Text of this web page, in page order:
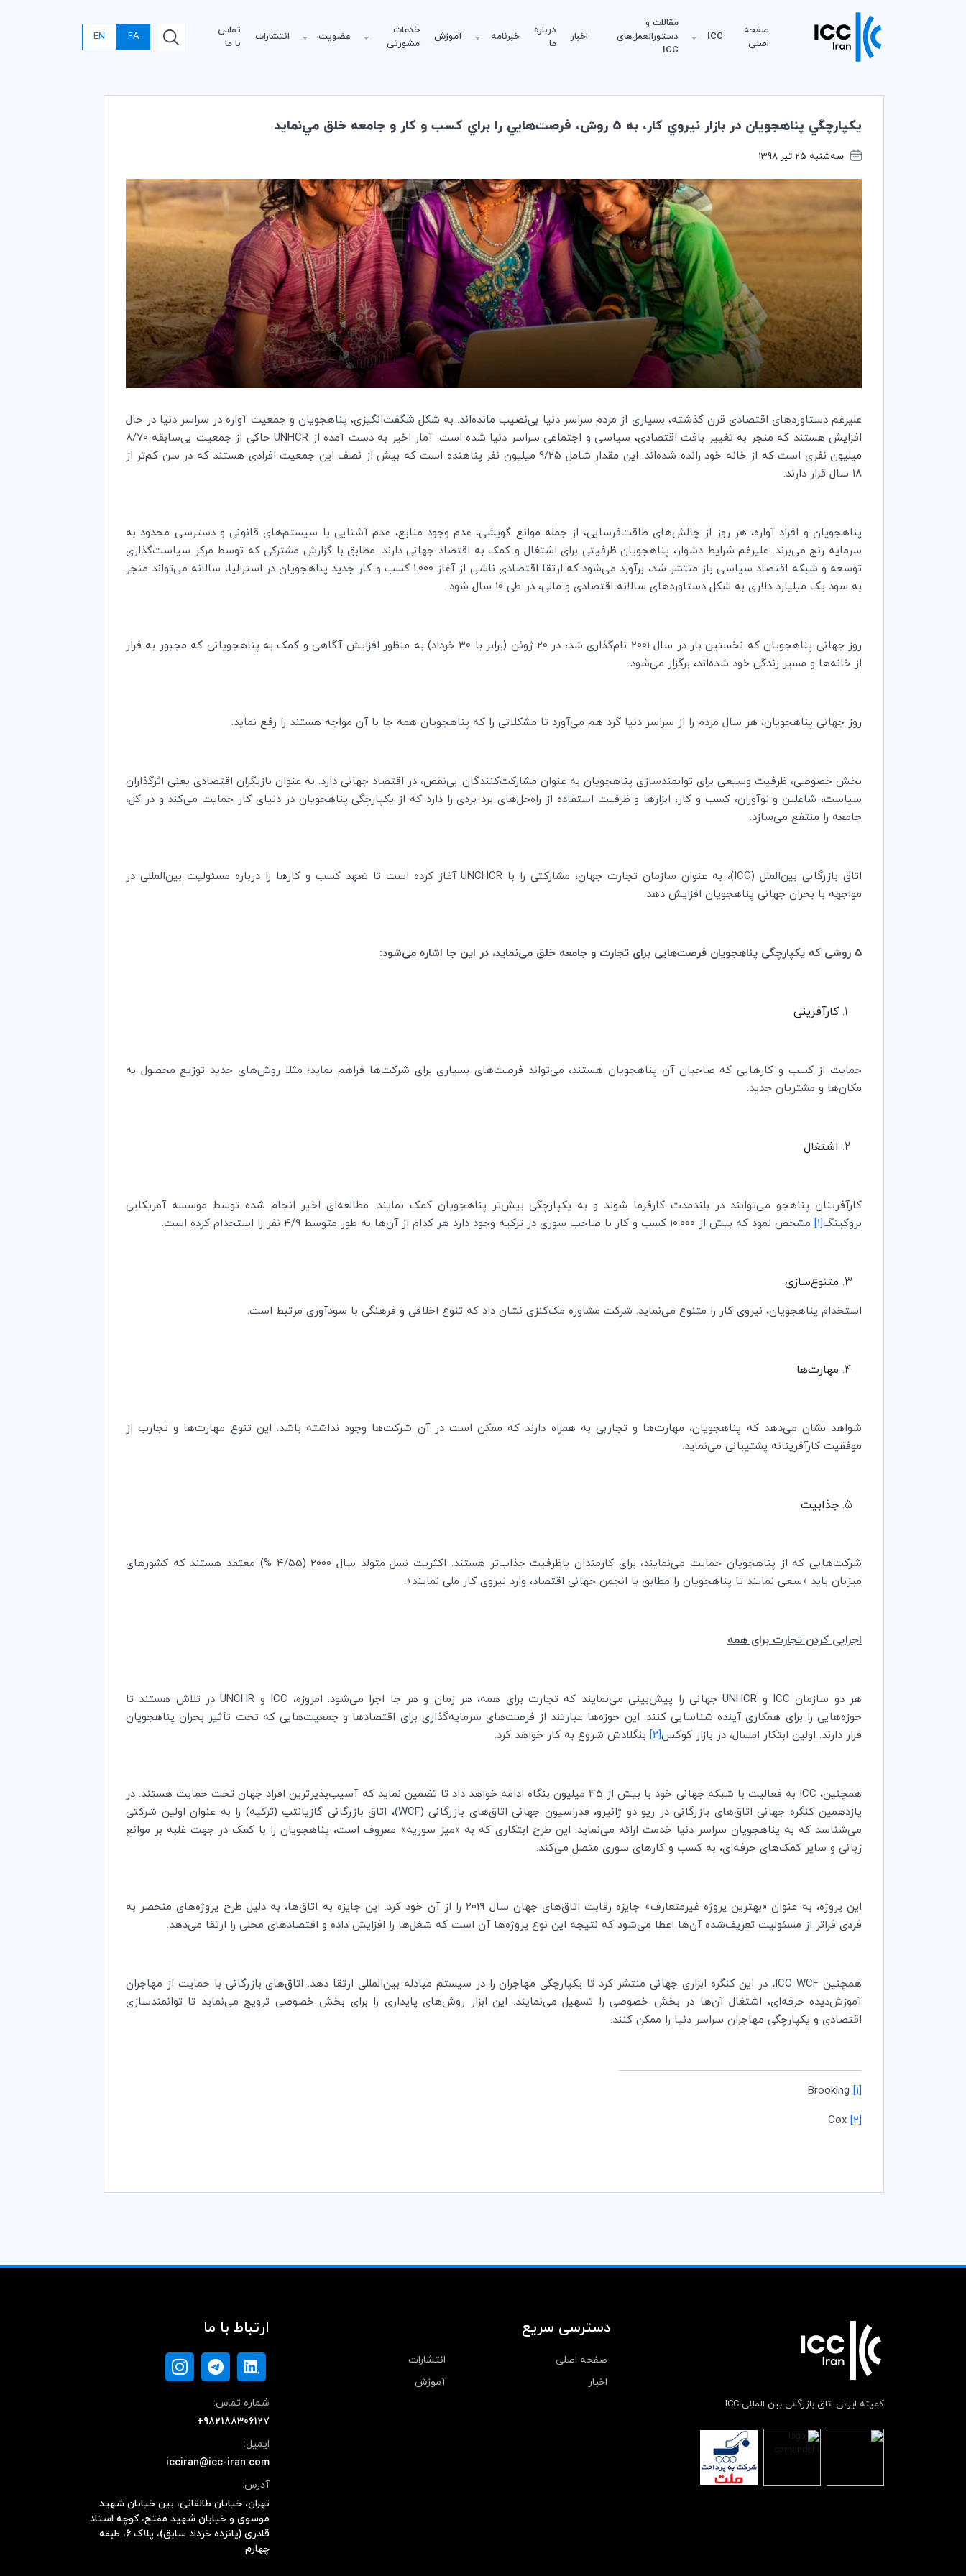
صفحه
اصلی
ICC
مقالات و
دستورالعمل‌های
ICC
اخبار
درباره
ما
خبرنامه آموزش
خدمات
مشورتی
عضویت انتشارات
تماس
با ما
FA
EN
يكپارچگي پناهجويان در بازار نيروي كار، به 5 روش، فرصت‌هايي را براي كسب و كار و جامعه خلق مي‌نمايد
سه‌شنبه 25 تیر 1398
علیرغم دستاوردهای اقتصادی قرن گذشته، بسیاری از مردم سراسر دنیا بی‌نصیب مانده‌اند. به شکل شگفت‌انگیزی، پناهجویان و جمعیت آواره در سراسر دنیا در حال
افزایش هستند که منجر به تغییر بافت اقتصادی، سیاسی و اجتماعی سراسر دنیا شده است. آمار اخیر به دست آمده از UNHCR
حاکی از جمعیت بی‌سابقه 8/70
میلیون نفری است که از خانه خود رانده شده‌اند. این مقدار شامل 9/25 میلیون نفر پناهنده است که بیش از نصف این جمعیت افرادی هستند که در سن کم‌تر از
18 سال قرار دارند.
پناهجویان و افراد آواره، هر روز از چالش‌های طاقت‌فرسایی، از جمله موانع گویشی، عدم وجود منابع، عدم آشنایی با سیستم‌های قانونی و دسترسی محدود به
سرمایه رنج می‌برند. علیرغم شرایط دشوار، پناهجویان ظرفیتی برای اشتغال و کمک به اقتصاد جهانی دارند. مطابق با گزارش مشترکی که توسط مرکز سیاست‌گذاری
توسعه و شبکه اقتصاد سیاسی باز منتشر شد، برآورد می‌شود که ارتقا اقتصادی ناشی از آغاز 1.000 کسب و کار جدید پناهجویان در استرالیا، سالانه می‌تواند منجر
به سود یک میلیارد دلاری به شکل دستاوردهای سالانه اقتصادی و مالی، در طی 10 سال شود.
روز جهانی پناهجویان که نخستین بار در سال 2001 نام‌گذاری شد، در 20 ژوئن (برابر با 30 خرداد) به منظور افزایش آگاهی و کمک به پناهجویانی که مجبور به فرار
از خانه‌ها و مسیر زندگی خود شده‌اند، برگزار می‌شود.
روز جهانی پناهجویان، هر سال مردم را از سراسر دنیا گرد هم می‌آورد تا مشکلاتی را که پناهجویان همه جا با آن مواجه هستند را رفع نماید.
بخش خصوصی، ظرفیت وسیعی برای توانمندسازی پناهجویان به عنوان مشارکت‌کنندگان بی‌نقص، در اقتصاد جهانی دارد. به عنوان بازیگران اقتصادی یعنی اثرگذاران
سیاست، شاغلین و نوآوران، کسب و کار، ابزارها و ظرفیت استفاده از راه‌حل‌های برد-بردی را دارد که از یکپارچگی پناهجویان در دنیای کار حمایت می‌کند و در کل،
جامعه را منتفع می‌سازد.
اتاق بازرگانی بین‌الملل (ICC)، به عنوان سازمان تجارت جهان، مشارکتی را با UNCHCRآغاز کرده است تا تعهد کسب و کارها را درباره مسئولیت بین‌المللی در
مواجهه با بحران جهانی پناهجویان افزایش دهد.
5 روشی که یکپارچگی پناهجویان فرصت‌هایی برای تجارت و جامعه خلق می‌نماید، در این جا اشاره می‌شود:
کارآفرینی
حمایت از کسب و کارهایی که صاحبان آن پناهجویان هستند، می‌تواند فرصت‌های بسیاری برای شرکت‌ها فراهم نماید؛ مثلا روش‌های جدید توزیع محصول به
مکان‌ها و مشتریان جدید.
اشتغال
کارآفرینان پناهجو می‌توانند در بلندمدت کارفرما شوند و به یکپارچگی بیش‌تر پناهجویان کمک نمایند. مطالعه‌ای اخیر انجام شده توسط موسسه آمریکایی
بروکینگ[1] مشخص نمود که بیش از 10.000 کسب و کار با صاحب سوری در ترکیه وجود دارد هر کدام از آن‌ها به طور متوسط 4/9 نفر را استخدام کرده است.
متنوع‌سازی
استخدام پناهجویان، نیروی کار را متنوع می‌نماید. شرکت مشاوره مک‌کنزی نشان داد که تنوع اخلاقی و فرهنگی با سودآوری مرتبط است.
مهارت‌ها
شواهد نشان می‌دهد که پناهجویان، مهارت‌ها و تجاربی به همراه دارند که ممکن است در آن شرکت‌ها وجود نداشته باشد. این تنوع مهارت‌ها و تجارب از
موفقیت کارآفرینانه پشتیبانی می‌نماید.
جذابیت
شرکت‌هایی که از پناهجویان حمایت می‌نمایند، برای کارمندان باظرفیت جذاب‌تر هستند. اکثریت نسل متولد سال 2000 (4/55 %) معتقد هستند که کشورهای
میزبان باید «سعی نمایند تا پناهجویان را مطابق با انجمن جهانی اقتصاد، وارد نیروی کار ملی نمایند».
اجرایی کردن تجارت برای همه
هر دو سازمان ICC و UNHCRجهانی را پیش‌بینی می‌نمایند که تجارت برای همه، هر زمان و هر جا اجرا می‌شود. امروزه، ICC و UNCHRدر تلاش هستند تا
حوزه‌هایی را برای همکاری آینده شناسایی کنند. این حوزه‌ها عبارتند از فرصت‌های سرمایه‌گذاری برای اقتصادها و جمعیت‌هایی که تحت تأثیر بحران پناهجویان
قرار دارند. اولین ابتکار امسال، در بازار کوکس[2] بنگلادش شروع به کار خواهد کرد.
همچنین، ICC
به فعالیت با شبکه جهانی خود با بیش از 45 میلیون بنگاه ادامه خواهد داد تا تضمین نماید که آسیب‌پذیرترین افراد جهان تحت حمایت هستند. در
یازدهمین کنگره جهانی اتاق‌های بازرگانی در ریو دو ژانیرو، فدراسیون جهانی اتاق‌های بازرگانی (WCF)، اتاق بازرگانی گازیانتپ (ترکیه) را به عنوان اولین شرکتی
می‌شناسد که به پناهجویان سراسر دنیا خدمت ارائه می‌نماید. این طرح ابتکاری که به «میز سوریه» معروف است، پناهجویان را با کمک در جهت غلبه بر موانع
زبانی و سایر کمک‌های حرفه‌ای، به کسب و کارهای سوری متصل می‌کند.
این پروژه، به عنوان «بهترین پروژه غیرمتعارف» جایزه رقابت اتاق‌های جهان سال 2019 را از آن خود کرد. این جایزه به اتاق‌ها، به دلیل طرح پروژه‌های منحصر به
فردی فراتر از مسئولیت تعریف‌شده آن‌ها اعطا می‌شود که نتیجه این نوع پروژه‌ها آن است که شغل‌ها را افزایش داده و اقتصادهای محلی را ارتقا می‌دهد.
همچنین ICC WCF، در این کنگره ابزاری جهانی منتشر کرد تا یکپارچگی مهاجران را در سیستم مبادله بین‌المللی ارتقا دهد. اتاق‌های بازرگانی با حمایت از مهاجران
آموزش‌دیده حرفه‌ای، اشتغال آن‌ها در بخش خصوصی را تسهیل می‌نمایند. این ابزار روش‌های پایداری را برای بخش خصوصی ترویج می‌نماید تا توانمندسازی
اقتصادی و یکپارچگی مهاجران سراسر دنیا را ممکن کنند.
[1]
[2]
کمیته ایرانی اتاق بازرگانی بین المللی ICC
دسترسی سریع
صفحه اصلی
انتشارات
اخبار
آموزش
ارتباط با ما
شماره تماس:
+982188306127
ایمیل:
icciran@icc-iran.com
آدرس:
تهران، خیابان طالقانی، بین خیابان شهید
موسوی و خیابان شهید مفتح، کوچه استاد
قادری (پانزده خرداد سابق)، پلاک ۶، طبقه
چهارم